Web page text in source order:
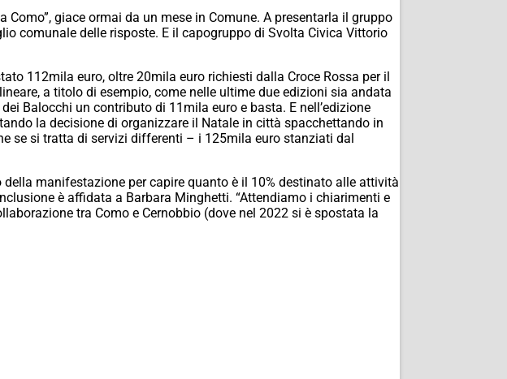
giace ormai da un mese in Comune. A presentarla il gruppo
comunale delle risposte. E il capogruppo di Svolta Civica Vittorio
112mila euro, oltre 20mila euro richiesti dalla Croce Rossa per il
a titolo di esempio, come nelle ultime due edizioni sia andata
Balocchi un contributo di 11mila euro e basta. E nell’edizione
la decisione di organizzare il Natale in città spacchettando in
se si tratta di servizi differenti – i 125mila euro stanziati dal
manifestazione per capire quanto è il 10% destinato alle attività
è affidata a Barbara Minghetti. “Attendiamo i chiarimenti e
tra Como e Cernobbio (dove nel 2022 si è spostata la